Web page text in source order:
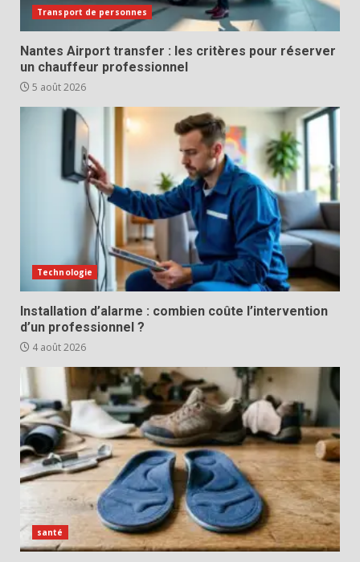
Transport de personnes
Nantes Airport transfer : les critères pour réserver
un chauffeur professionnel
5 août 2026
Technologie
Installation d’alarme : combien coûte l’intervention
d’un professionnel ?
4 août 2026
santé